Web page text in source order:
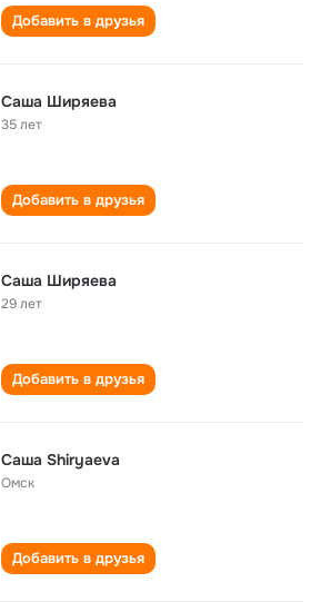
Добавить в друзья
Саша Ширяева
35 лет
Добавить в друзья
Саша Ширяева
29 лет
Добавить в друзья
Саша Shiryaeva
Омск
Добавить в друзья